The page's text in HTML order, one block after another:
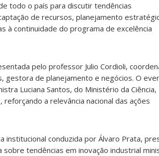
todo o país para discutir tendências
de recursos, planejamento
à continuidade do programa de excelência
pelo professor Julio Cordioli,
, gestora de planejamento e negócios. O
Luciana Santos, do Ministério da Ciência,
reforçando a relevância nacional das ações
institucional conduzida por Álvaro Prata,
sobre tendências em inovação industrial